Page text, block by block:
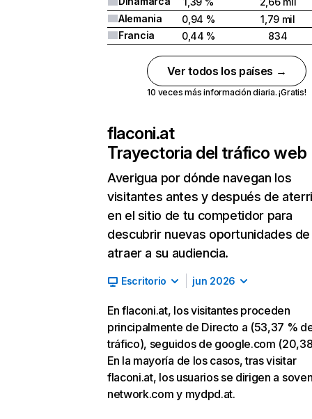
Alemania
0,94 %
1,79 mil
Francia
0,44 % 834
Ver todos los países →
10 veces más información diaria. ¡Gratis!
flaconi.at
Trayectoria del tráfico web
Averigua por dónde navegan los
visitantes antes y después de
en el sitio de tu competidor para
descubrir nuevas oportunidades de
atraer a su audiencia.
Escritorio jun 2026
En flaconi.at, los visitantes proceden
principalmente de Directo a (53,37 %
tráfico), seguidos de google.com
En la mayoría de los casos, tras visitar
flaconi.at, los usuarios se dirigen a
network.com y mydpd.at.